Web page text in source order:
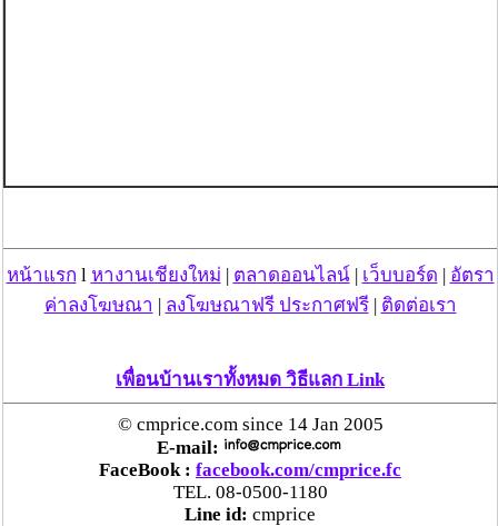
หน้าแรก l หางานเชียงใหม่ | ตลาดออนไลน์| เว็บบอร์ด | อัตรา
ค่าลงโฆษณา | ลงโฆษณาฟรี ประกาศฟรี| ติดต่อเรา
เพื่อนบ้านเราทั้งหมด วิธีแลก Link
© cmprice.com since 14 Jan 2005
E-mail:
FaceBook : facebook.com/cmprice.fc
TEL. 08-0500-1180
Line id: cmprice